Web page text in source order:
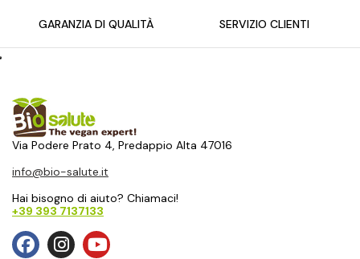
GARANZIA DI QUALITÀ SERVIZIO CLIENTI
Via Podere Prato 4, Predappio Alta 47016
info@bio-salute.it
Hai bisogno di aiuto? Chiamaci!
+39 393 7137133